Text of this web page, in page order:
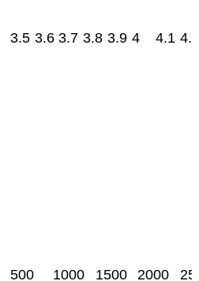
3.5 3.6 3.7 3.8 3.9 4 4.1 4.2
500 1000 1500 2000